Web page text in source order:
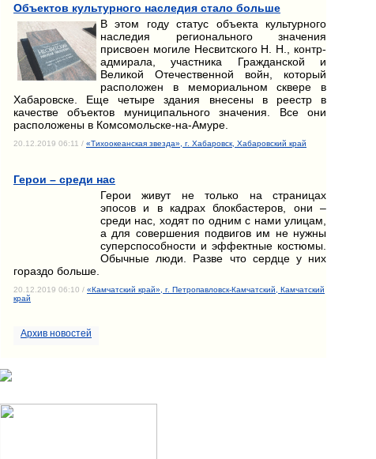
Объектов культурного наследия стало больше
В этом году статус объекта культурного
наследия регионального значения
присвоен могиле Несвитского Н. Н., контр-
адмирала, участника Гражданской и
Великой Отечественной войн, который
расположен в мемориальном сквере в
Хабаровске. Еще четыре здания внесены в реестр в
качестве объектов муниципального значения. Все они
расположены в Комсомольске-на-Амуре.
20.12.2019 06:11 / «Тихоокеанская звезда», г. Хабаровск, Хабаровский край
Герои – среди нас
Герои живут не только на страницах
эпосов и в кадрах блокбастеров, они –
среди нас, ходят по одним с нами улицам,
а для совершения подвигов им не нужны
суперспособности и эффектные костюмы.
Обычные люди. Разве что сердце у них
гораздо больше.
20.12.2019 06:10 / «Камчатский край», г. Петропавловск-Камчатский, Камчатский
край
Архив новостей